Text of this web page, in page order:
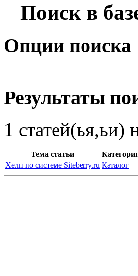
Поиск в
Опции поиска
Результаты
1 статей(ья,ьи)
Тема статьи
Хелп по системе Siteberry.ru Каталог